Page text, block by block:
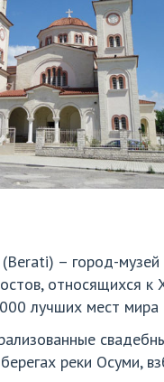
– город-
относящихся к
лучших мест мира
реки Осуми,